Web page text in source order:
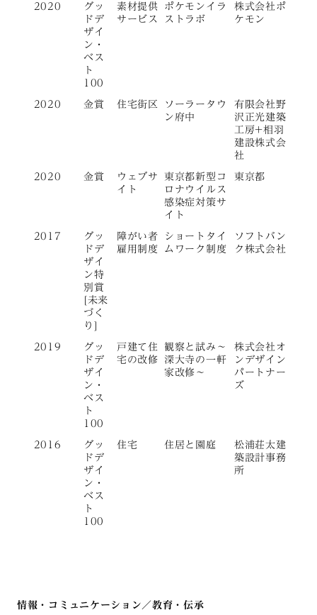
2020
グッ
ドデ
ザイ
ン・
ベス
ト
100
素材提供
サービス
ポケモンイラ
ストラボ
株式会社ポ
ケモン
2020 金賞 住宅街区
ソーラータウ
ン府中
有限会社野
沢正光建築
工房+相羽
建設株式会
社
2020 金賞
ウェブサ
イト
東京都新型コ
ロナウイルス
感染症対策サ
イト
東京都
2017
グッ
ドデ
ザイ
ン特
別賞
[未来
づく
り]
障がい者
雇用制度
ショートタイ
ムワーク制度
ソフトバン
ク株式会社
2019
グッ
ドデ
ザイ
ン・
ベス
ト
100
戸建て住
宅の改修
観察と試み〜
深大寺の一軒
家改修〜
株式会社オ
ンデザイン
パートナー
ズ
2016
グッ
ドデ
ザイ
ン・
ベス
ト
100
住宅 住居と園庭
松浦荘太建
築設計事務
所
情報・コミュニケーション／教育・伝承